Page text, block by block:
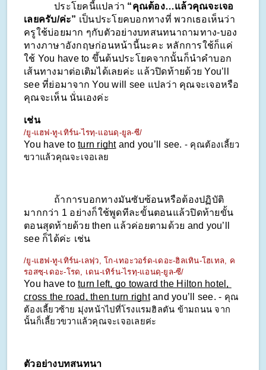
ประโยคนี้แปลว่า “คุณต้อง…แล้วคุณจะเจอ
เลยครับ/ค่ะ” เป็นประโยคบอกทางที่ พวกเธอเห็นว่า
ครูใช้บ่อยมาก ๆกับตัวอย่างบทสนทนาถามทาง-บอง
ทางภาษาอังกฤษก่อนหน้านี้นะคะ หลักการใช้ก็แค่
ใช้ You have to ขึ้นต้นประโยคจากนั้นก็นำคำบอก
เส้นทางมาต่อเติมได้เลยค่ะ แล้วปิดท้ายด้วย You’ll
see ที่ย่อมาจาก You will see แปลว่า คุณจะเจอหรือ
คุณจะเห็น นั่นเองค่ะ
เช่น
/ยู-แฮฟ-ทู-เทิร์น-ไรทฺ-แอนดฺ-ยูล-ซี/
You have to turn right and you’ll see. - คุณต้องเลี้ยว
ขวาแล้วคุณจะเจอเลย
ถ้าการบอกทางมันซับซ้อนหรือต้องปฏิบัติ
มากกว่า 1 อย่างก็ใช้พูดทีละขั้นตอนแล้วปิดท้ายขั้น
ตอนสุดท้ายด้วย then แล้วค่อยตามด้วย and you’ll
see ก็ได้ค่ะ เช่น
/ยู-แฮฟ-ทู-เทิร์น-เลฟฺว, โก-เทอะวอร์ด-เดอะ-ฮิลเทิน-โฮเทล, ค
รอสซฺ-เดอะ-โรด, เดน-เทิร์น-ไรทฺ-แอนดฺ-ยูล-ซี/
You have to turn left, go toward the Hilton hotel,
cross the road, then turn right and you’ll see. - คุณ
ต้องเลี้ยวซ้าย มุ่งหน้าไปที่โรงแรมฮิลตัน ข้ามถนน จาก
นั้นก็เลี้ยวขวาแล้วคุณจะเจอเลยค่ะ
ตัวอย่างบทสนทนา